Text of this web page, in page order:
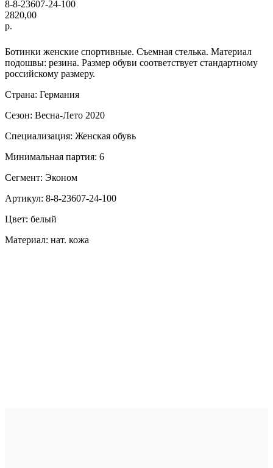
8-8-23607-24-100
2820,00
р.
Ботинки женские спортивные. Съемная стелька. Материал
подошвы: резина. Размер обуви соответствует стандартному
российскому размеру.
Страна: Германия
Сезон: Весна-Лето 2020
Специализация: Женская обувь
Минимальная партия: 6
Сегмент: Эконом
Артикул: 8-8-23607-24-100
Цвет: белый
Материал: нат. кожа